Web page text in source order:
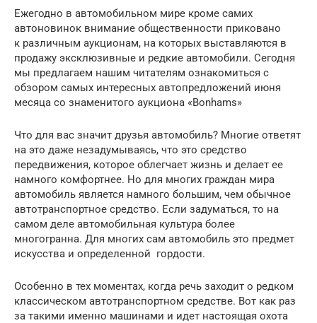
Ежегодно в автомобильном мире кроме самих
автоновинок внимание общественности приковано
к различным аукционам, на которых выставляются в
продажу эксклюзивные и редкие автомобили. Сегодня
мы предлагаем нашим читателям ознакомиться с
обзором самых интересных автопредложений июня
месяца со знаменитого аукциона «Bonhams»
Что для вас значит друзья автомобиль? Многие ответят
на это даже незадумываясь, что это средство
передвижения, которое облегчает жизнь и делает ее
намного комфортнее. Но для многих граждан мира
автомобиль является намного большим, чем обычное
автотранспортное средство. Если задуматься, то на
самом деле автомобильная культура более
многогранна. Для многих сам автомобиль это предмет
искусства и определенной гордости.
Особенно в тех моментах, когда речь заходит о редком
классическом автотранспортном средстве. Вот как раз
за такими именно машинами и идет настоящая охота